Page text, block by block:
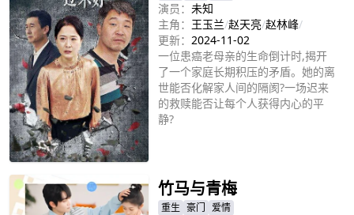
演员： 未知
主角： 王玉兰/赵天亮/赵林峰/
更新： 2024-11-02
一位患癌老母亲的生命倒计时,揭开
了一个家庭长期积压的矛盾。她的离
世能否化解家人间的隔阂?一场迟来
的救赎能否让每个人获得内心的平
静?
竹马与青梅
重生 豪门 爱情